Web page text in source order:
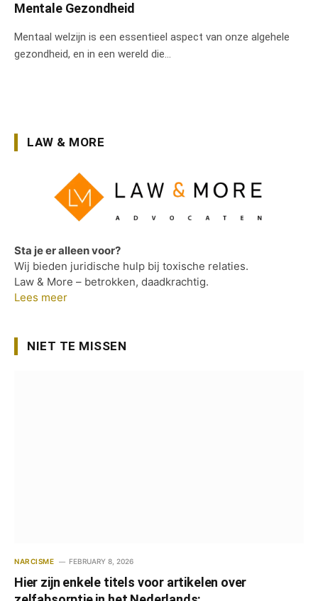
Mentale Gezondheid
Mentaal welzijn is een essentieel aspect van onze algehele
gezondheid, en in een wereld die…
LAW & MORE
Sta je er alleen voor?
Wij bieden juridische hulp bij toxische relaties.
Law & More – betrokken, daadkrachtig.
Lees meer
NIET TE MISSEN
NARCISME FEBRUARY 8, 2026
Hier zijn enkele titels voor artikelen over